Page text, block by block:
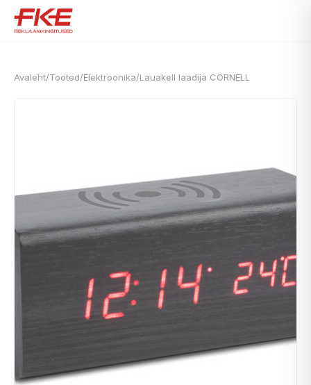
Avaleht/Tooted/Elektroonika/Lauakell laadija CORNELL